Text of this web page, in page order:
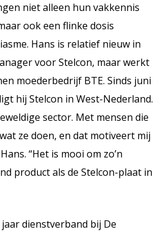
niet alleen hun vakkennis
ook een flinke dosis
Hans is relatief nieuw in
voor Stelcon, maar werkt
moederbedrijf BTE. Sinds juni
hij Stelcon in West-Nederland.
sector. Met mensen die
ze doen, en dat motiveert mij
“Het is mooi om zo’n
product als de Stelcon-plaat in
dienstverband bij De